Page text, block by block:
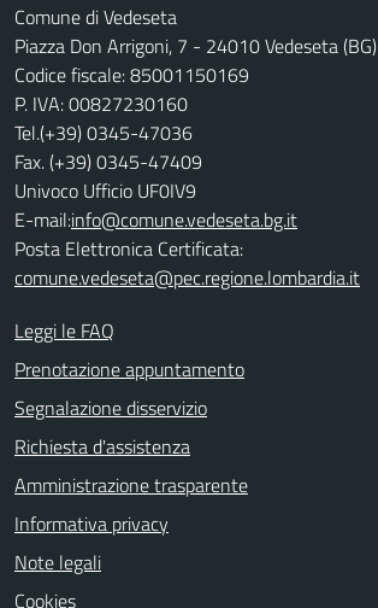
Comune di Vedeseta
Piazza Don Arrigoni, 7 - 24010 Vedeseta (BG)
Codice fiscale: 85001150169
P. IVA: 00827230160
Tel.(+39) 0345-47036
Fax. (+39) 0345-47409
Univoco Ufficio UF0IV9
E-mail:info@comune.vedeseta.bg.it
Posta Elettronica Certificata:
comune.vedeseta@pec.regione.lombardia.it
Leggi le FAQ
Prenotazione appuntamento
Segnalazione disservizio
Richiesta d'assistenza
Amministrazione trasparente
Informativa privacy
Note legali
Cookies